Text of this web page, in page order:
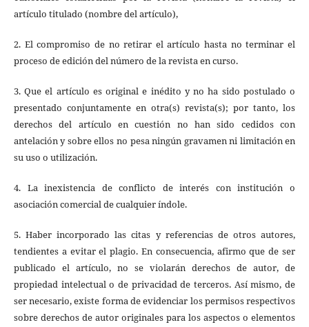
artículo titulado (nombre del artículo),
2. El compromiso de no retirar el artículo hasta no terminar el
proceso de edición del número de la revista en curso.
3. Que el artículo es original e inédito y no ha sido postulado o
presentado conjuntamente en otra(s) revista(s); por tanto, los
derechos del artículo en cuestión no han sido cedidos con
antelación y sobre ellos no pesa ningún gravamen ni limitación en
su uso o utilización.
4. La inexistencia de conflicto de interés con institución o
asociación comercial de cualquier índole.
5. Haber incorporado las citas y referencias de otros autores,
tendientes a evitar el plagio. En consecuencia, afirmo que de ser
publicado el artículo, no se violarán derechos de autor, de
propiedad intelectual o de privacidad de terceros. Así mismo, de
ser necesario, existe forma de evidenciar los permisos respectivos
sobre derechos de autor originales para los aspectos o elementos